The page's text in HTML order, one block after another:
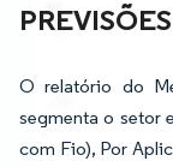
O relatório do
segmenta o setor
com Fio), Por